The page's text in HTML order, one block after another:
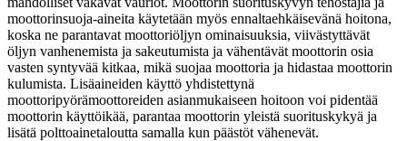
moottorinsuoja-aineita käytetään myös ennaltaehkäisevänä hoitona,
koska ne parantavat moottoriöljyn ominaisuuksia, viivästyttävät
öljyn vanhenemista ja sakeutumista ja vähentävät moottorin osia
vasten syntyvää kitkaa, mikä suojaa moottoria ja hidastaa moottorin
kulumista. Lisäaineiden käyttö yhdistettynä
moottoripyörämoottoreiden asianmukaiseen hoitoon voi pidentää
moottorin käyttöikää, parantaa moottorin yleistä suorituskykyä ja
lisätä polttoainetaloutta samalla kun päästöt vähenevät.